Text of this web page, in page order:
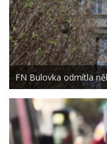
FN Bulovka odmítla